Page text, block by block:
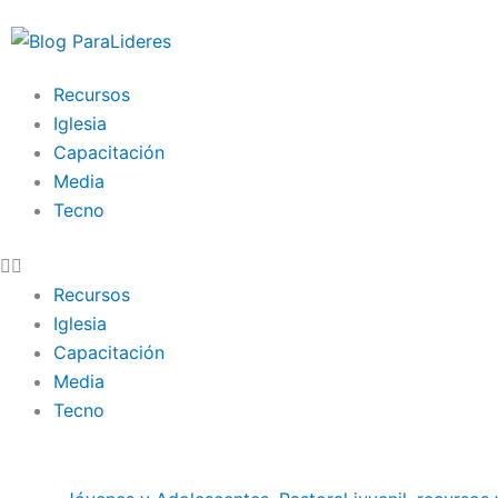
al
Recursos
Iglesia
Capacitación
Media
Tecno
Recursos
Iglesia
Capacitación
Media
Tecno